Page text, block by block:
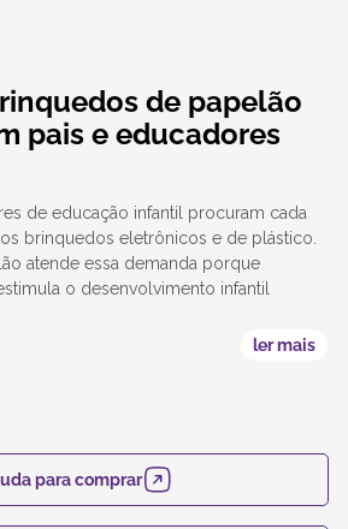
de papelão
pais e educadores
de educação infantil procuram cada
brinquedos eletrônicos e de plástico.
atende essa demanda porque
o desenvolvimento infantil
ler mais
para comprar